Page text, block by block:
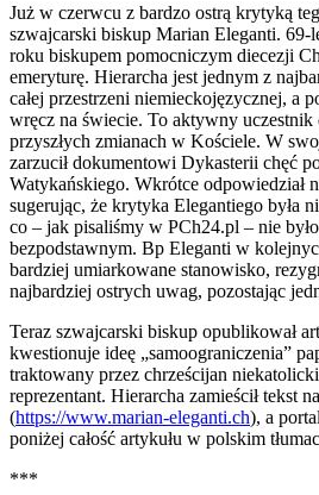
Już w czerwcu z bardzo ostrą krytyką
szwajcarski biskup Marian Eleganti. 69-
roku biskupem pomocniczym diecezji
emeryturę. Hierarcha jest jednym z
całej przestrzeni niemieckojęzycznej, a
wręcz na świecie. To aktywny
przyszłych zmianach w Kościele. W
zarzucił dokumentowi Dykasterii chęć
Watykańskiego. Wkrótce odpowiedział
sugerując, że krytyka Elegantiego była
co – jak pisaliśmy w PCh24.pl – nie
bezpodstawnym. Bp Eleganti w
bardziej umiarkowane stanowisko,
najbardziej ostrych uwag, pozostając
Teraz szwajcarski biskup opublikował
kwestionuje ideę „samoograniczenia”
traktowany przez chrześcijan
reprezentant. Hierarcha zamieścił tekst
(https://www.marian-eleganti.ch), a
poniżej całość artykułu w polskim
***